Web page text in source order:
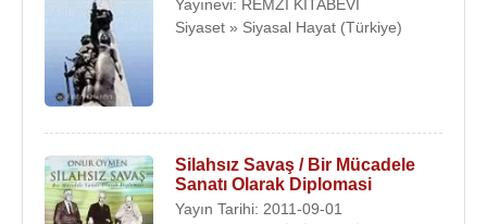
Yayınevi: REMZİ KİTABEVİ
Siyaset » Siyasal Hayat (Türkiye)
Silahsız Savaş / Bir Mücadele
Sanatı Olarak Diplomasi
Yayın Tarihi: 2011-09-01